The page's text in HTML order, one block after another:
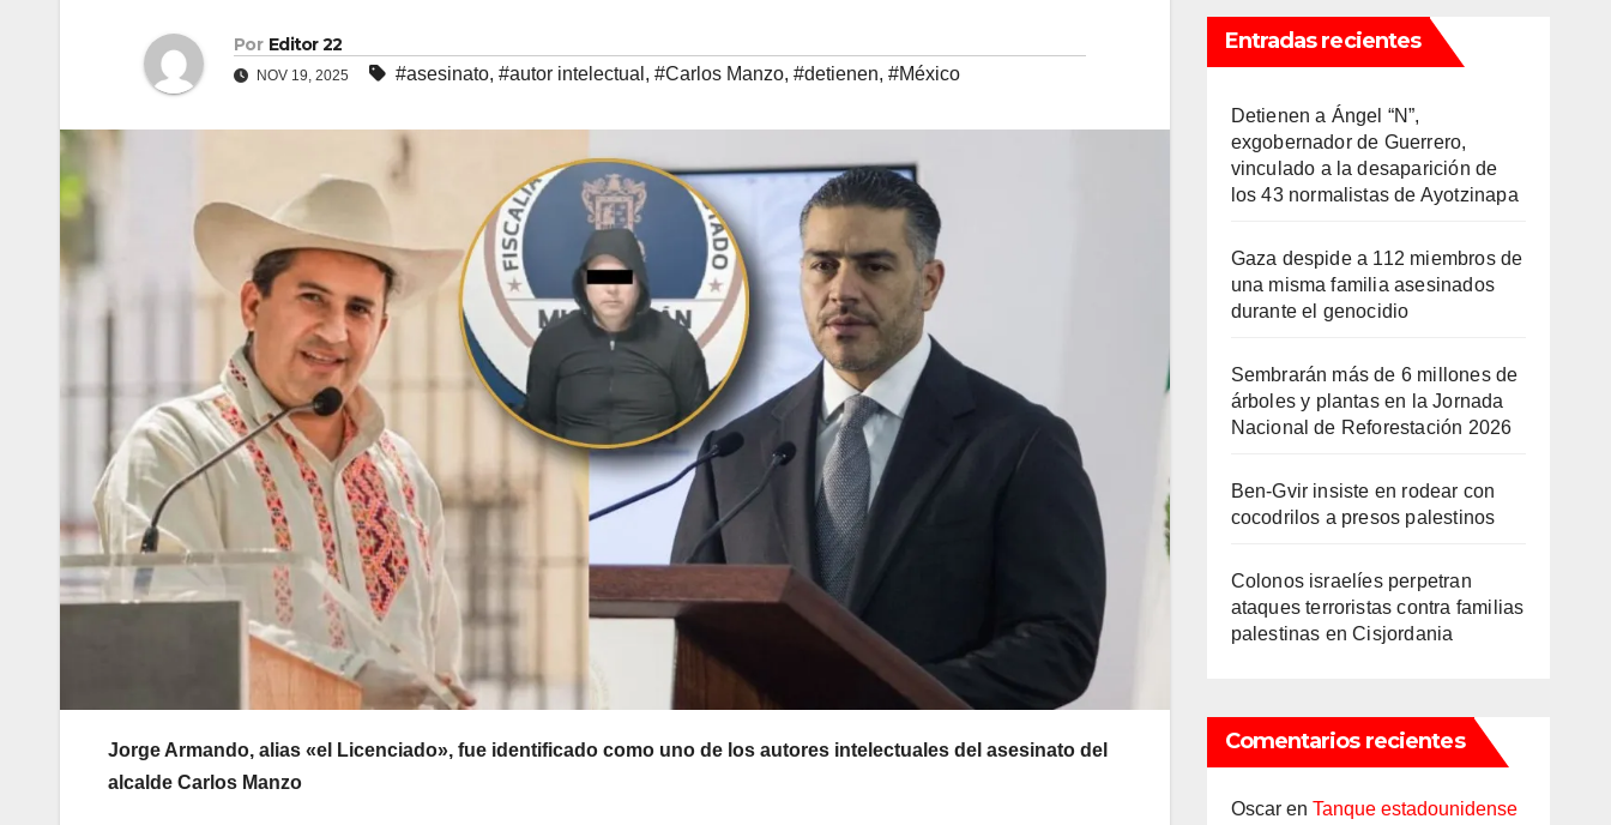
Por Editor 22
NOV 19, 2025 #asesinato, #autor intelectual , #Carlos Manzo, #detienen, #México
Jorge Armando, alias «el Licenciado», fue identificado como uno de los autores intelectuales del asesinato del
alcalde Carlos Manzo
Entradas recientes
Detienen a Ángel “N”,
exgobernador de Guerrero,
vinculado a la desaparición de
los 43 normalistas de Ayotzinapa
Gaza despide a 112 miembros de
una misma familia asesinados
durante el genocidio
Sembrarán más de 6 millones de
árboles y plantas en la Jornada
Nacional de Reforestación 2026
Ben-Gvir insiste en rodear con
cocodrilos a presos palestinos
Colonos israelíes perpetran
ataques terroristas contra familias
palestinas en Cisjordania
Comentarios recientes
Oscaren Tanque estadounidense